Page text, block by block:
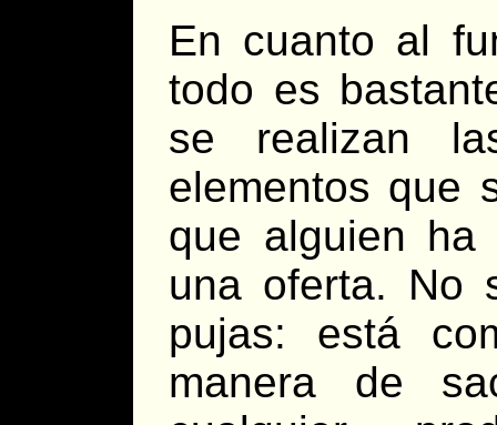
En cuanto al
todo es
se realizan
elementos que
que alguien ha
una oferta. No
pujas: está
manera de